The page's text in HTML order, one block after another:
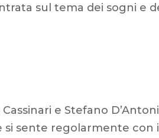
sul tema dei sogni e
Cassinari e Stefano
si sente regolarmente con i